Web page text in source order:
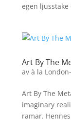
egen ljusstake
Art By The
av à la
Art By The
imaginary
ramar.